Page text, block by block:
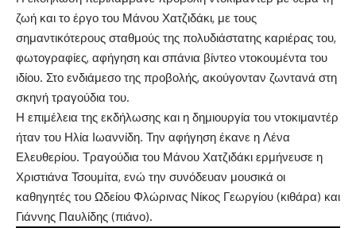
ζωή και το έργο του Μάνου Χατζιδάκι, με τους
σημαντικότερους σταθμούς της πολυδιάστατης καριέρας του,
φωτογραφίες, αφήγηση και σπάνια βίντεο ντοκουμέντα του
ιδίου. Στο ενδιάμεσο της προβολής, ακούγονταν ζωντανά στη
σκηνή τραγούδια του.
Η επιμέλεια της εκδήλωσης και η δημιουργία του ντοκιμαντέρ
ήταν του Ηλία Ιωαννίδη. Την αφήγηση έκανε η Λένα
Ελευθερίου. Τραγούδια του Μάνου Χατζιδάκι ερμήνευσε η
Χριστιάνα Τσουμίτα, ενώ την συνόδευαν μουσικά οι
καθηγητές του Ωδείου Φλώρινας Νίκος Γεωργίου (κιθάρα) και
Γιάννης Παυλίδης (πιάνο).